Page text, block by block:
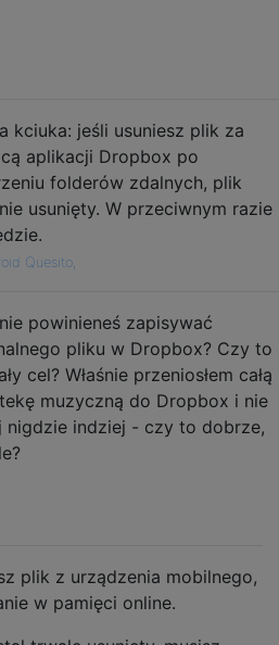
kciuka: jeśli usuniesz plik za
aplikacji Dropbox po
folderów zdalnych, plik
usunięty. W przeciwnym razie
Quesito,
powinieneś zapisywać
pliku w Dropbox? Czy to
cel? Właśnie przeniosłem całą
muzyczną do Dropbox i nie
nigdzie indziej - czy to dobrze,
plik z urządzenia mobilnego,
w pamięci online.